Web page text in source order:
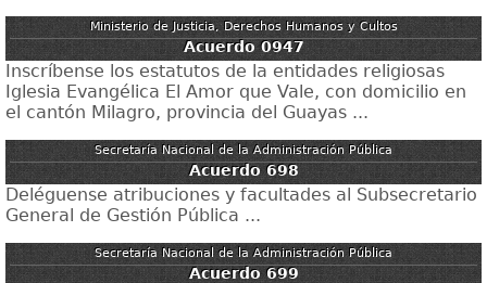
Ministerio de Justicia, Derechos Humanos y Cultos
Acuerdo 0947
Inscríbense los estatutos de la entidades religiosas
Iglesia Evangélica El Amor que Vale, con domicilio en
el cantón Milagro, provincia del Guayas ...
Secretaría Nacional de la Administración Pública
Acuerdo 698
Deléguense atribuciones y facultades al Subsecretario
General de Gestión Pública ...
Secretaría Nacional de la Administración Pública
Acuerdo 699